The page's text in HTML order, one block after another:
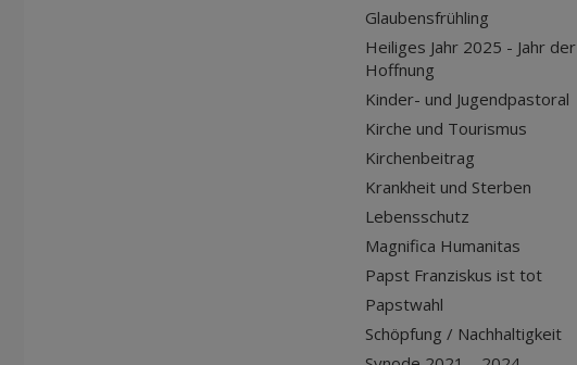
Glaubensfrühling
Heiliges Jahr 2025 - Jahr der
Hoffnung
Kinder- und Jugendpastoral
Kirche und Tourismus
Kirchenbeitrag
Krankheit und Sterben
Lebensschutz
Magnifica Humanitas
Papst Franziskus ist tot
Papstwahl
Schöpfung / Nachhaltigkeit